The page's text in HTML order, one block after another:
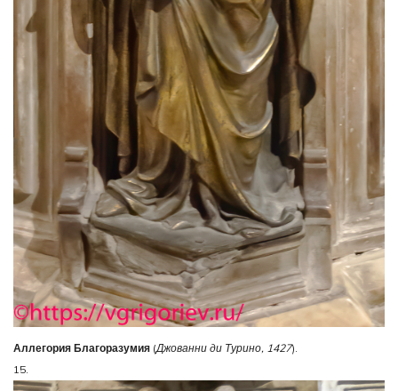
Аллегория Благоразумия (Джованни ди Турино, 1427).
15.